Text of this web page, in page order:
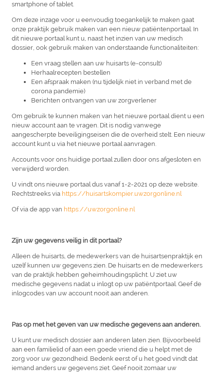
smartphone of tablet.
Om deze inzage voor u eenvoudig toegankelijk te maken gaat
onze praktijk gebruik maken van een nieuw patiëntenportaal. In
dit nieuwe portaal kunt u, naast het inzien van uw medisch
dossier, ook gebruik maken van onderstaande functionaliteiten:
Een vraag stellen aan uw huisarts (e-consult)
Herhaalrecepten bestellen
Een afspraak maken (nu tijdelijk niet in verband met de
corona pandemie)
Berichten ontvangen van uw zorgverlener
Om gebruik te kunnen maken van het nieuwe portaal dient u een
nieuw account aan te vragen. Dit is nodig vanwege
aangescherpte beveiligingseisen die de overheid stelt. Een nieuw
account kunt u via het nieuwe portaal aanvragen.
Accounts voor ons huidige portaal zullen door ons afgesloten en
verwijderd worden.
U vindt ons nieuwe portaal dus vanaf 1-2-2021 op deze website.
Rechtstreeks via https://huisartskompier.uwzorgonline.nl
Of via de app van https://uwzorgonline.nl
Zijn uw gegevens veilig in dit portaal?
Alleen de huisarts, de medewerkers van de huisartsenpraktijk en
uzelf kunnen uw gegevens zien. De huisarts en de medewerkers
van de praktijk hebben geheimhoudingsplicht. U ziet uw
medische gegevens nadat u inlogt op uw patiëntportaal. Geef de
inlogcodes van uw account nooit aan anderen.
Pas op met het geven van uw medische gegevens aan anderen.
U kunt uw medisch dossier aan anderen laten zien. Bijvoorbeeld
aan een familielid of aan een goede vriend die u helpt met de
zorg voor uw gezondheid. Bedenk eerst of u het goed vindt dat
iemand anders uw gegevens ziet. Geef nooit zomaar uw